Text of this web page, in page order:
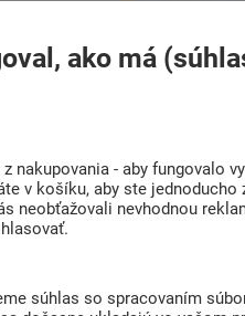
vyrostlo
Za
vybírat
e-shop
ako má
nakupovania - aby fungovalo
v košíku, aby ste
neobťažovali nevhodnou
súhlas so spracovaním